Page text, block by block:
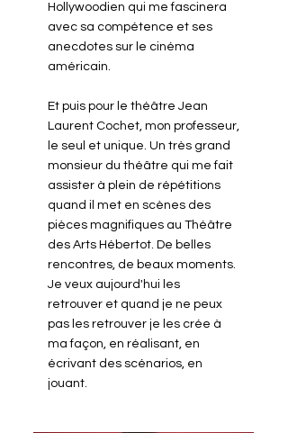
Hollywoodien qui me fascinera
avec sa compétence et ses
anecdotes sur le cinéma
américain.
Et puis pour le théâtre Jean
Laurent Cochet, mon professeur,
le seul et unique. Un très grand
monsieur du théâtre qui me fait
assister à plein de répétitions
quand il met en scènes des
pièces magnifiques au Théâtre
des Arts Hébertot. De belles
rencontres, de beaux moments.
Je veux aujourd'hui les
retrouver et quand je ne peux
pas les retrouver je les crée à
ma façon, en réalisant, en
écrivant des scénarios, en
jouant.